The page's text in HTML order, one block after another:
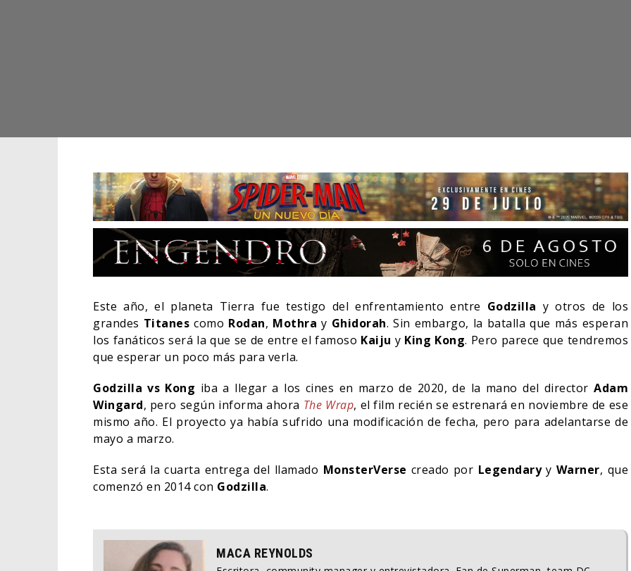
Este año, el planeta Tierra fue testigo del enfrentamiento entre Godzilla y otros de los
grandes Titanes como Rodan, Mothray Ghidorah. Sin embargo, la batalla que más esperan
los fanáticos será la que se de entre el famoso Kaiju y King Kong. Pero parece que tendremos
que esperar un poco más para verla.
Godzilla vs Kong iba a llegar a los cines en marzo de 2020, de la mano del directorAdam
Wingard, pero según informa ahora The Wrap, el film recién se estrenará en noviembre de ese
mismo año. El proyecto ya había sufrido una modificación de fecha, pero para adelantarse de
mayo a marzo.
Esta será la cuarta entrega del llamado MonsterVerse creado por Legendaryy Warner, que
comenzó en 2014 con Godzilla.
MACA REYNOLDS
04/08/2026 04/08/2026